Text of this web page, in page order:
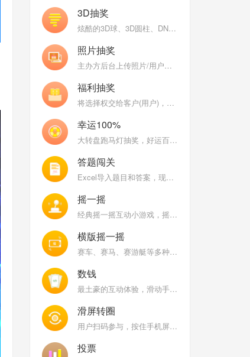
3D抽奖
炫酷的3D球、3D圆柱、DNA、魔方等炫酷的3D图形不停变换，随机抽取中奖用户头像
照片抽奖
主办方后台上传照片/用户现场自拍上传照片，巨幕照片墙抽奖
福利抽奖
将选择权交给客户(用户)，让客户来开启大奖
幸运100%
大转盘跑马灯抽奖，好运百分百，乐趣百分百
答题闯关
Excel导入题目和答案，现场用户比拼答题正确率和速度
摇一摇
经典摇一摇互动小游戏，摇得越快分数越高，大屏幕能量条涨的越高
横版摇一摇
赛车、赛马、赛游艇等多种风格，快速摇一摇手机，大屏幕上根据用户/队伍摇晃手机次数进行实时排名
数钱
最土豪的互动体验，滑动手机屏幕在限定时间内看看谁是数钱小能手
滑屏转圈
用户扫码参与，按住手机屏幕上的图标，顺时针或者逆时针快速旋转
投票